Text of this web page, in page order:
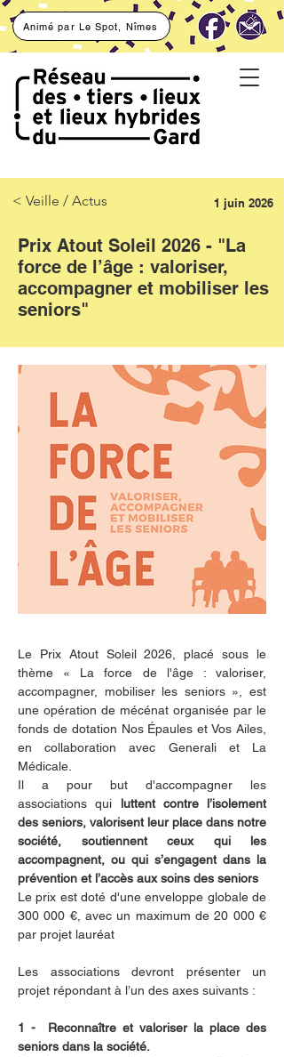
Animé par Le Spot, Nîmes
< Veille / Actus 1 juin 2026
Prix Atout Soleil 2026 - "La
force de l’âge : valoriser,
accompagner et mobiliser les
seniors"
Le Prix Atout Soleil 2026, placé sous le
thème « La force de l'âge : valoriser,
accompagner, mobiliser les seniors », est
une opération de mécénat organisée par le
fonds de dotation Nos Épaules et Vos Ailes,
en collaboration avec Generali et La
Médicale.
Il a pour but d'accompagner les
associations qui luttent contre l’isolement
des seniors, valorisent leur place dans notre
société, soutiennent ceux qui les
accompagnent, ou qui s’engagent dans la
prévention et l’accès aux soins des seniors
Le prix est doté d'une enveloppe globale de
300 000 €, avec un maximum de 20 000 €
par projet lauréat
Les associations devront présenter un
projet répondant à l’un des axes suivants :
1 -  Reconnaître et valoriser la place des
seniors dans la société.